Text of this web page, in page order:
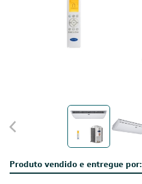
Produto vendido e entregue por: